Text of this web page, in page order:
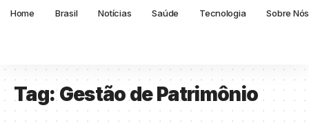
Home Brasil Notícias Saúde Tecnologia Sobre Nós
Tag:Gestão de Patrimônio